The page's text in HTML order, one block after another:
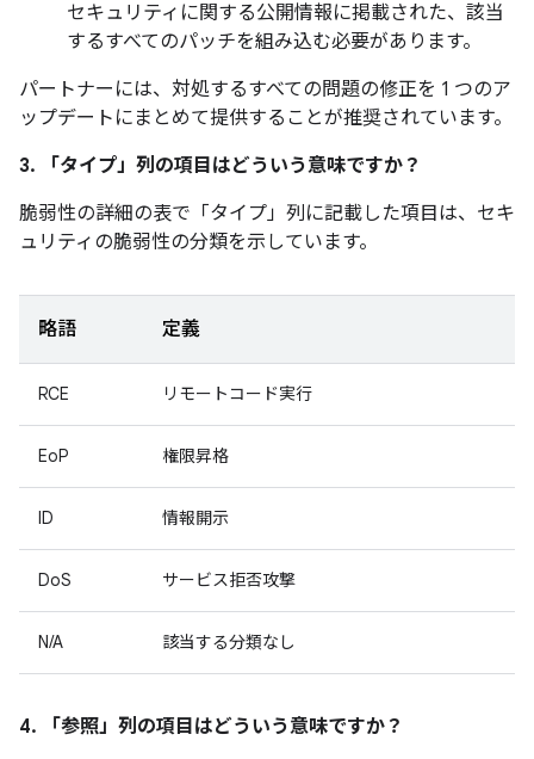
セキュリティに関する公開情報に掲載された、該当
するすべてのパッチを組み込む必要があります。
パートナーには、対処するすべての問題の修正を 1 つのア
ップデートにまとめて提供することが推奨されています。
3. 「タイプ」 列の項目はどういう意味ですか？
脆弱性の詳細の表で「タイプ」 列に記載した項目は、セキ
ュリティの脆弱性の分類を示しています。
略語 定義
RCE リモートコード実行
EoP 権限昇格
ID 情報開示
DoS サービス拒否攻撃
N/A 該当する分類なし
4. 「参照」 列の項目はどういう意味ですか？